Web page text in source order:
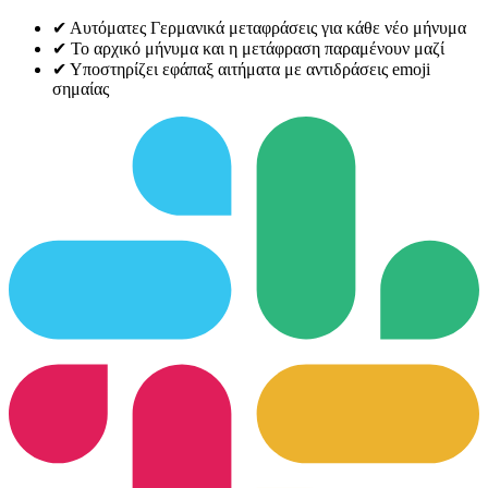
✔ Αυτόματες Γερμανικά μεταφράσεις για κάθε νέο μήνυμα
✔ Το αρχικό μήνυμα και η μετάφραση παραμένουν μαζί
✔ Υποστηρίζει εφάπαξ αιτήματα με αντιδράσεις emoji
σημαίας